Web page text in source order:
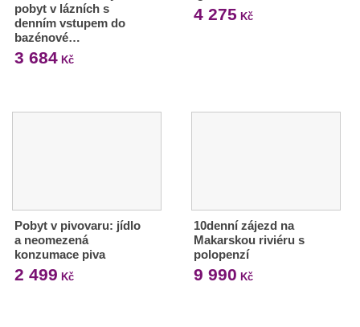
pobyt v lázních s
denním vstupem do
bazénové…
3 684 Kč
4 275 Kč
Pobyt v pivovaru: jídlo
a neomezená
konzumace piva
2 499 Kč
10denní zájezd na
Makarskou riviéru s
polopenzí
9 990 Kč